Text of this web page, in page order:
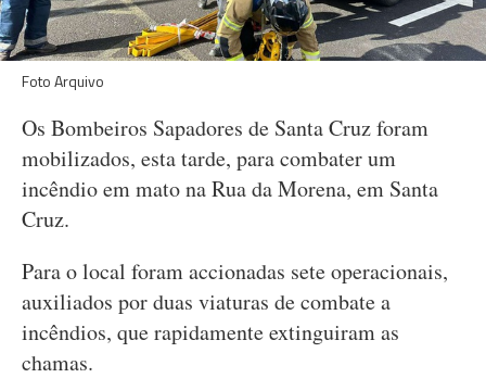
Foto Arquivo
Os Bombeiros Sapadores de Santa Cruz foram
mobilizados, esta tarde, para combater um
incêndio em mato na Rua da Morena, em Santa
Cruz.
Para o local foram accionadas sete operacionais,
auxiliados por duas viaturas de combate a
incêndios, que rapidamente extinguiram as
chamas.